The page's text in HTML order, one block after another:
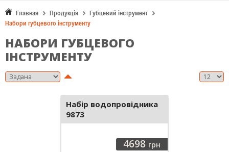
Главная Продукція
Губцевий інструмент
Набори губцевого інструменту
НАБОРИ ГУБЦЕВОГО
ІНСТРУМЕНТУ
Набір водопровідника
9873
4698 грн